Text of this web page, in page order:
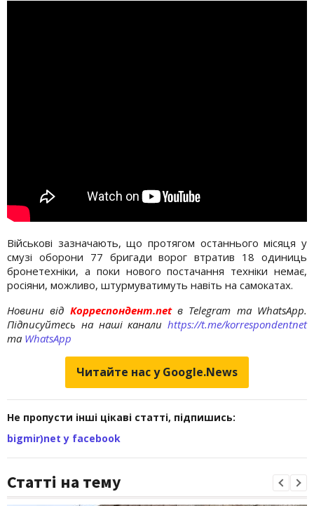
Військові зазначають, що протягом останнього місяця у
смузі оборони 77 бригади ворог втратив 18 одиниць
бронетехніки, а поки нового постачання техніки немає,
росіяни, можливо, штурмуватимуть навіть на самокатах.
Новини від Корреспондент.netв Telegram та WhatsApp.
Підписуйтесь на наші канали https://t.me/korrespondentnet
та WhatsApp
Читайте нас у Google.News
Не пропусти інші цікаві статті, підпишись:
bigmir)net у facebook
Статті на тему